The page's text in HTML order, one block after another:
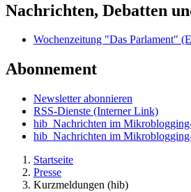
Nachrichten, Debatten
Wochenzeitung "Das Parlament"
Abonnement
Newsletter abonnieren
RSS-Dienste (Interner Link)
hib_Nachrichten im
hib_Nachrichten im
Startseite
Presse
Kurzmeldungen (hib)